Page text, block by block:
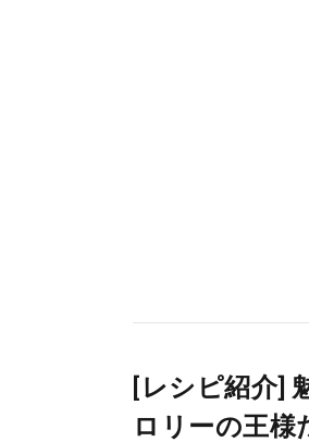
[レシピ紹介]
ロリーの王様